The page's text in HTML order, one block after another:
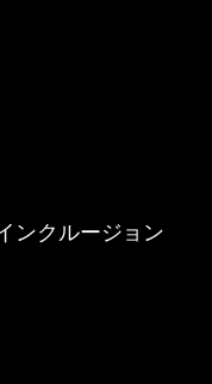
ンクルージョン